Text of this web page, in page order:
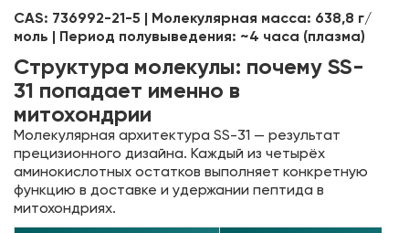
CAS: 736992-21-5 | Молекулярная масса: 638,8 г/
моль | Период полувыведения: ~4 часа (плазма)
Структура молекулы: почему SS-
31 попадает именно в
митохондрии
Молекулярная архитектура SS-31 — результат
прецизионного дизайна. Каждый из четырёх
аминокислотных остатков выполняет конкретную
функцию в доставке и удержании пептида в
митохондриях.